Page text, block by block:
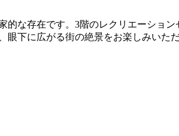
的な存在です。3階のレクリエーショ
下に広がる街の絶景をお楽しみいた